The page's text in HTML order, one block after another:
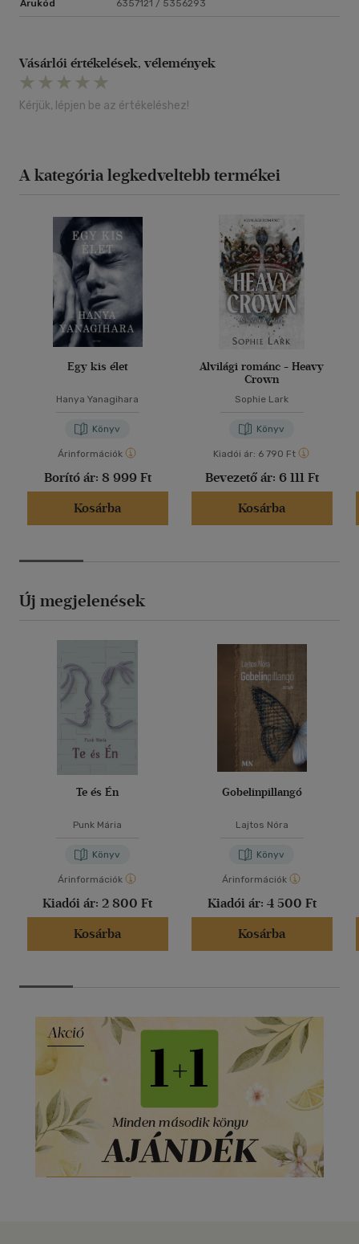
Árukód 6357121 / 5356293
Vásárlói értékelések, vélemények
Kérjük, lépjen be az értékeléshez!
A kategória legkedveltebb termékei
Egy kis élet
Hanya Yanagihara
Könyv
Árinformációk
Borító ár: 8 999 Ft
Kosárba
Alvilági románc - Heavy
Crown
Sophie Lark
Könyv
Kiadói ár: 6 790 Ft
Bevezető ár: 6 111 Ft
Kosárba
Új megjelenések
Te és Én
Punk Mária
Könyv
Árinformációk
Kiadói ár: 2 800 Ft
Kosárba
Gobelinpillangó
Lajtos Nóra
Könyv
Árinformációk
Kiadói ár: 4 500 Ft
Kosárba